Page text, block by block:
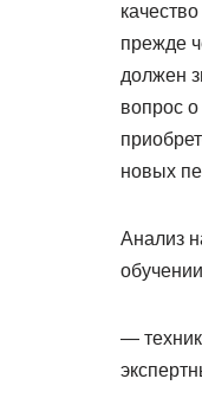
прежде
должен
вопрос
новых
Анализ
—